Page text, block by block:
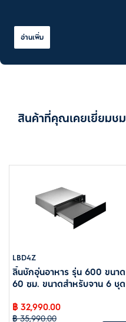
อ่านเพิ่ม
สินค้าที่คุณเคยเยี่ยมชม
LBD4Z
ลิ้นชักอุ่นอาหาร รุ่น 600 ขนาด
60 ซม. ขนาดสำหรับจาน 6 ชุด
฿ 32,990.00
฿ 35,990.00